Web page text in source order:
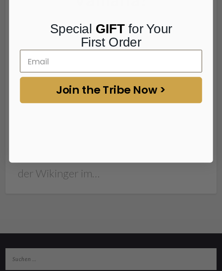
By Jessica S. |
Es steht außer Frage, dass wir uns auf
das neue Spiel Assassin’s Creed: Valhalla
von Ubisoft freuen, das zwei Dinge
vereint, die wir am meisten lieben: in
Fantasy-Welten anderen in den Hintern
der Wikinger im…
Special GIFTfor Your
First Order
Join the Tribe Now >